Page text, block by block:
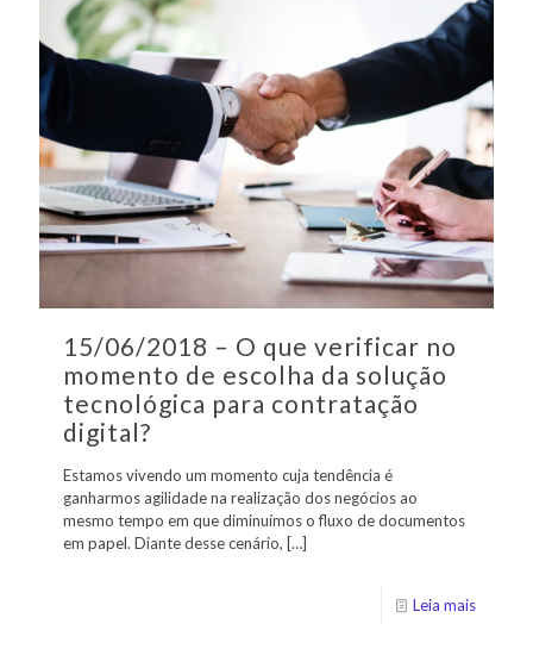
15/06/2018 – O que verificar no
momento de escolha da solução
tecnológica para contratação
digital?
Estamos vivendo um momento cuja tendência é
ganharmos agilidade na realização dos negócios ao
mesmo tempo em que diminuímos o fluxo de documentos
em papel. Diante desse cenário, […]
Leia mais